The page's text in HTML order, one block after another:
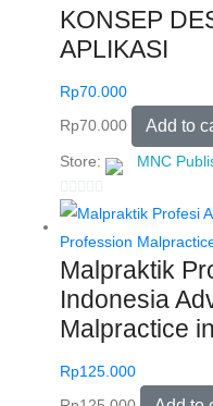
o
u
t
5
KONSEP
APLIKASI
Rp70.000
Rp70.000 Add to
Store: MNC
0
o
t
o
f
Malpraktik
Indonesia
Malpractice
Rp125.000